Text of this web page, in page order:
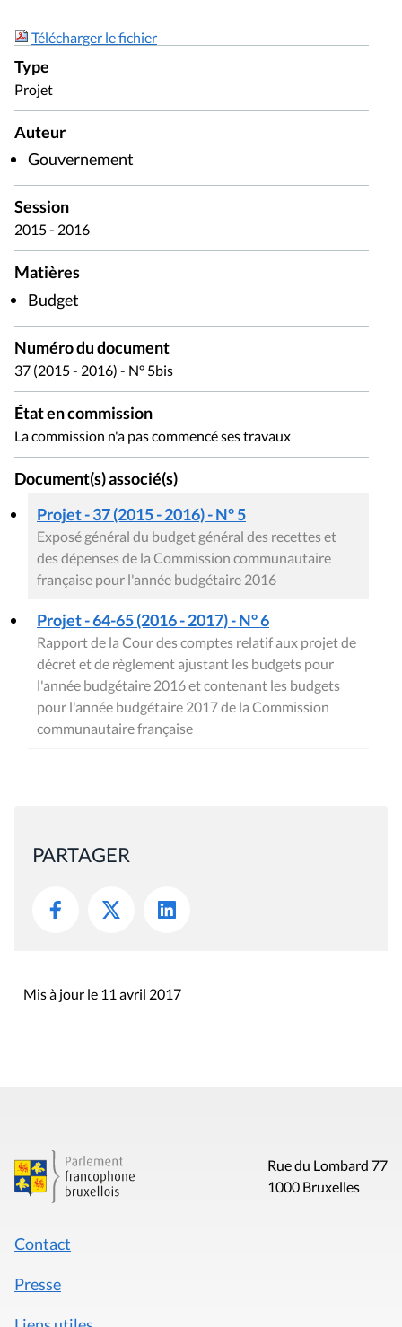
Télécharger le fichier
Type
Projet
Auteur
Gouvernement
Session
2015 - 2016
Matières
Budget
Numéro du document
37 (2015 - 2016) - N° 5bis
État en commission
La commission n'a pas commencé ses travaux
Document(s) associé(s)
Projet - 37 (2015 - 2016) - N° 5
Exposé général du budget général des recettes et
des dépenses de la Commission communautaire
française pour l'année budgétaire 2016
Projet - 64-65 (2016 - 2017) - N° 6
Rapport de la Cour des comptes relatif aux projet de
décret et de règlement ajustant les budgets pour
l'année budgétaire 2016 et contenant les budgets
pour l'année budgétaire 2017 de la Commission
communautaire française
PARTAGER
Mis à jour le 11 avril 2017
Rue du Lombard 77
1000 Bruxelles
Contact
Presse